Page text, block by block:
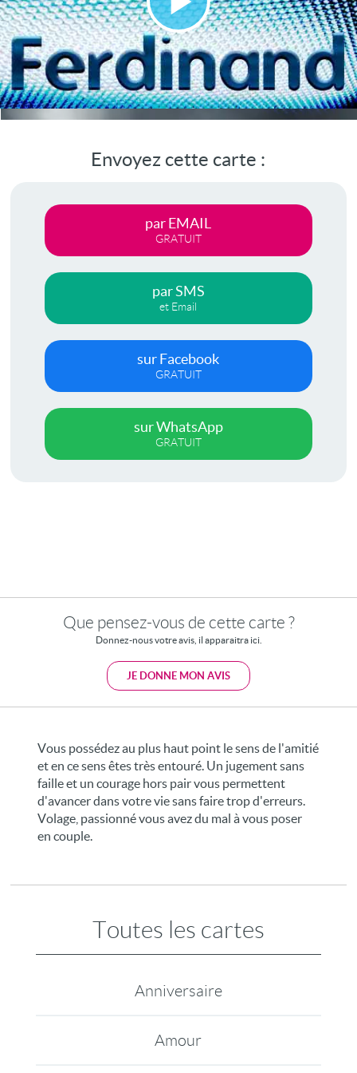
Lire
la
vidéo
Envoyez cette carte :
par EMAIL
GRATUIT
par SMS
et Email
sur Facebook
GRATUIT
sur WhatsApp
GRATUIT
Que pensez-vous de cette carte ?
Donnez-nous votre avis, il apparaitra ici.
JE DONNE MON AVIS
Vous possédez au plus haut point le sens de l'amitié
et en ce sens êtes très entouré. Un jugement sans
faille et un courage hors pair vous permettent
d'avancer dans votre vie sans faire trop d'erreurs.
Volage, passionné vous avez du mal à vous poser
en couple.
Toutes les cartes
Anniversaire
Amour